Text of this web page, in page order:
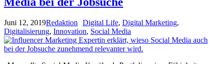
Juni 12, 2019Redaktion Digital Life, Digital Marketing,
Digitalisierung, Innovation, Social Media